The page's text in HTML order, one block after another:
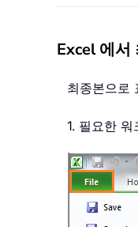
Excel 에서
최종본으로
1. 필요한